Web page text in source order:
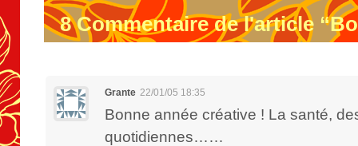
8Commentaire de l'article
Grante 22/01/05 18:35
Bonne année créative ! La santé,
quotidiennes……